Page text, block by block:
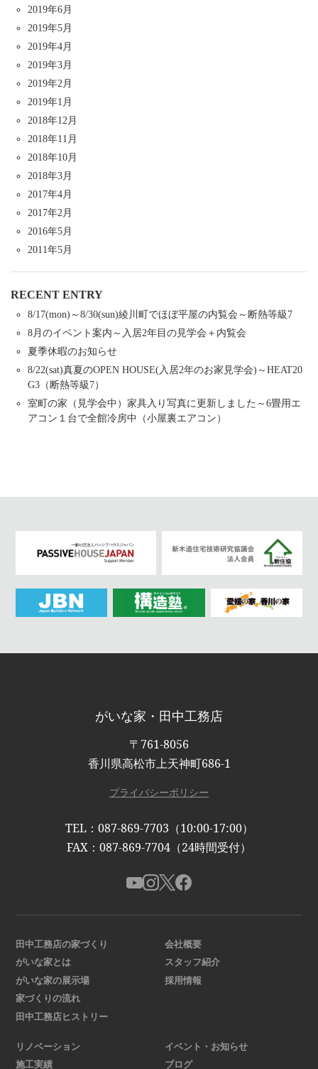
2019年6月
2019年5月
2019年4月
2019年3月
2019年2月
2019年1月
2018年12月
2018年11月
2018年10月
2018年3月
2017年4月
2017年2月
2016年5月
2011年5月
RECENT ENTRY
8/17(mon)～8/30(sun)綾川町でほぼ平屋の内覧会～断熱等級7
8月のイベント案内～入居2年目の見学会＋内覧会
夏季休暇のお知らせ
8/22(sat)真夏のOPEN HOUSE(入居2年のお家見学会)～HEAT20
G3（断熱等級7）
室町の家（見学会中）家具入り写真に更新しました～6畳用エ
アコン１台で全館冷房中（小屋裏エアコン）
がいな家・田中工務店
〒761-8056
香川県高松市上天神町686-1
プライバシーポリシー
TEL：087-869-7703（10:00-17:00）
FAX：087-869-7704（24時間受付）
田中工務店の家づくり
がいな家とは
がいな家の展示場
家づくりの流れ
田中工務店ヒストリー
会社概要
スタッフ紹介
採用情報
リノベーション
施工実績
イベント・お知らせ
ブログ